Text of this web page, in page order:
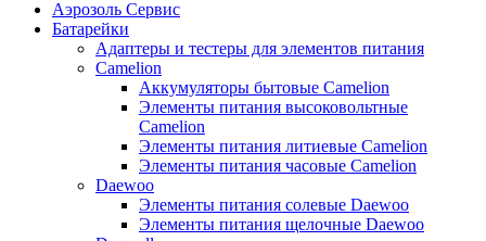
Аэрозоль Сервис
Батарейки
Aдаптеры и тестеры для элементов питания
Camelion
Аккумуляторы бытовые Camelion
Элементы питания высоковольтные
Camelion
Элементы питания литиевые Camelion
Элементы питания часовые Camelion
Daewoo
Элементы питания солевые Daewoo
Элементы питания щелочные Daewoo